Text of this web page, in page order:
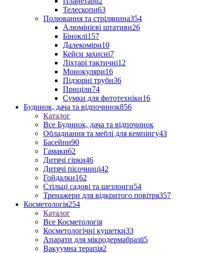
Телескопи63
Полювання та стрілянина354
Алюмінієві штативи26
Біноклі157
Далекоміри10
Кейси захисні7
Ліхтарі тактичні12
Монокуляри16
Підзорні труби36
Приціли74
Сумки для фототехніки16
Будинок, дача та відпочинок856
Каталог
Все Будинок, дача та відпочинок
Обладнання та меблі для кемпінгу43
Басейни90
Гамаки62
Дитячі гірки46
Дитячі пісочниці42
Гойдалки162
Стільці садові та шезлонги54
Тренажери для відкритого повітря357
Косметологія254
Каталог
Все Косметологія
Косметологічні кушетки33
Апарати для мікродермабразії5
Вакуумна терапія2